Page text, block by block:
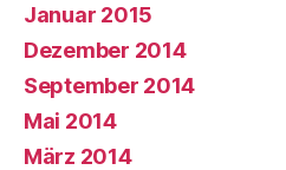
Januar 2015
Dezember 2014
September 2014
Mai 2014
März 2014